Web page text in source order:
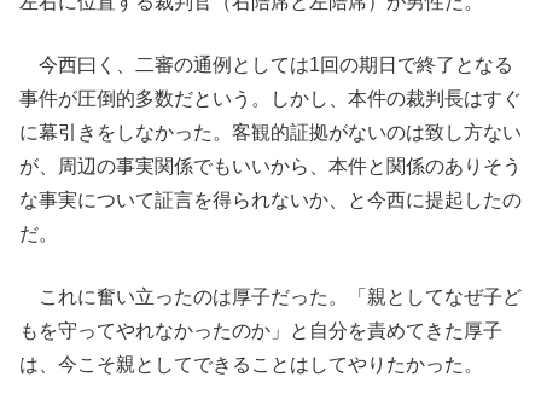
今西曰く、二審の通例としては1回の期日で終了となる
事件が圧倒的多数だという。しかし、本件の裁判長はすぐ
に幕引きをしなかった。客観的証拠がないのは致し方ない
が、周辺の事実関係でもいいから、本件と関係のありそう
な事実について証言を得られないか、と今西に提起したの
だ。
これに奮い立ったのは厚子だった。「親としてなぜ子ど
もを守ってやれなかったのか」と自分を責めてきた厚子
は、今こそ親としてできることはしてやりたかった。